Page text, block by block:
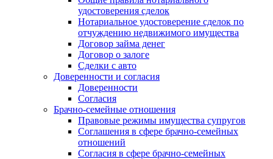
удостоверения сделок
Нотариальное удостоверение сделок по
отчуждению недвижимого имущества
Договор займа денег
Договор о залоге
Сделки с авто
Доверенности и согласия
Доверенности
Согласия
Брачно-семейные отношения
Правовые режимы имущества супругов
Соглашения в сфере брачно-семейных
отношений
Согласия в сфере брачно-семейных